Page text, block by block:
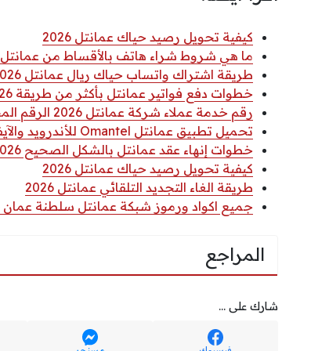
كيفية تحويل رصيد حياك عمانتل 2026
ما هي شروط شراء هاتف بالأقساط من عمانتل 2026
طريقة اشتراك واتساب حياك ريال عمانتل 2026
خطوات دفع فواتير عمانتل بأكثر من طريقة 2026
رقم خدمة عملاء شركة عمانتل 2026 الرقم المجاني الجديد
تحميل تطبيق عمانتل Omantel للأندرويد والآيفون 2026
خطوات إنهاء عقد عمانتل بالشكل الصحيح 2026
كيفية تحويل رصيد حياك عمانتل 2026
طريقة الغاء التجديد التلقائي عمانتل 2026
جميع اكواد ورموز شبكة عمانتل سلطنة عمان 2026
المراجع
شارك على ...